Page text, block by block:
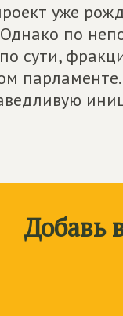
уже
по
сути,
Добавь